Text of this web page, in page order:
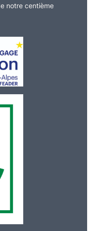
notre centième